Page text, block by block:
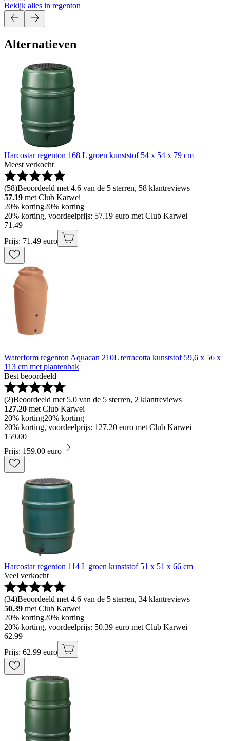
Bekijk alles in regenton
Alternatieven
Harcostar regenton 168 L groen kunststof 54 x 54 x 79 cm
Meest verkocht
(58)Beoordeeld met 4.6 van de 5 sterren, 58 klantreviews
57.19 met Club Karwei
20% korting20% korting
20% korting, voordeelprijs: 57.19 euro met Club Karwei
71 .49
Prijs: 71.49 euro
Waterform regenton Aquacan 210L terracotta kunststof 59,6 x 56 x
113 cm met plantenbak
Best beoordeeld
(2)Beoordeeld met 5.0 van de 5 sterren, 2 klantreviews
127.20 met Club Karwei
20% korting20% korting
20% korting, voordeelprijs: 127.20 euro met Club Karwei
159.00
Prijs: 159.00 euro
Harcostar regenton 114 L groen kunststof 51 x 51 x 66 cm
Veel verkocht
(34)Beoordeeld met 4.6 van de 5 sterren, 34 klantreviews
50.39 met Club Karwei
20% korting20% korting
20% korting, voordeelprijs: 50.39 euro met Club Karwei
62.99
Prijs: 62.99 euro